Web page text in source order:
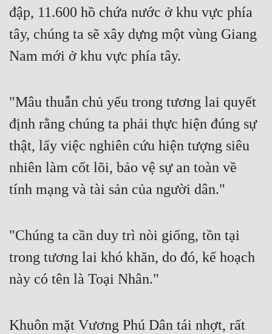
đập, 11.600 hồ chứa nước ở khu vực phía
tây, chúng ta sẽ xây dựng một vùng Giang
Nam mới ở khu vực phía tây.
"Mâu thuẫn chủ yếu trong tương lai quyết
định rằng chúng ta phải thực hiện đúng sự
thật, lấy việc nghiên cứu hiện tượng siêu
nhiên làm cốt lõi, bảo vệ sự an toàn về
tính mạng và tài sản của người dân."
"Chúng ta cần duy trì nòi giống, tồn tại
trong tương lai khó khăn, do đó, kế hoạch
này có tên là Toại Nhân."
Khuôn mặt Vương Phú Dân tái nhợt, rất